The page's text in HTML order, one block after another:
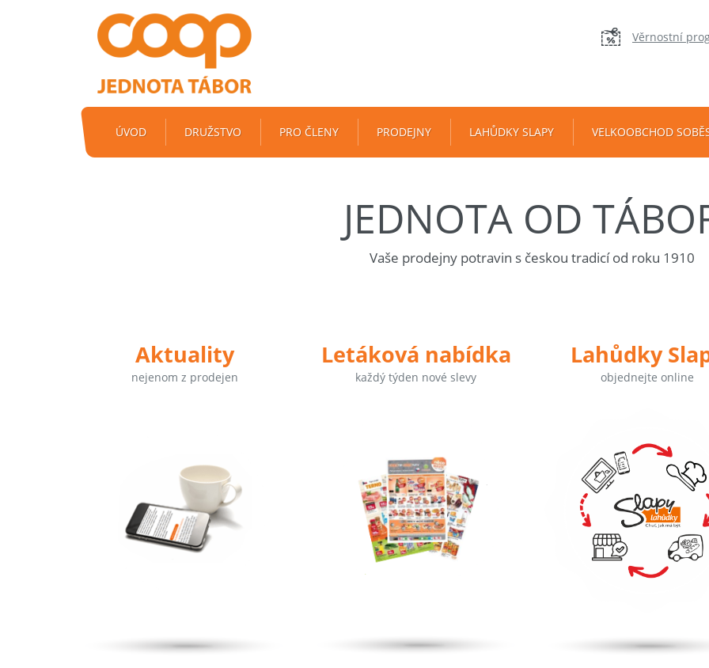
Věrnostní
ÚVOD DRUŽSTVO PRO ČLENY PRODEJNY LAHŮDKY SLAPY VELKOOBCHOD
JEDNOTA OD
Vaše prodejny potravin s českou tradicí od roku 1910
Aktuality
nejenom z prodejen
Letáková nabídka
každý týden nové slevy
Lahůdky
objednejte online